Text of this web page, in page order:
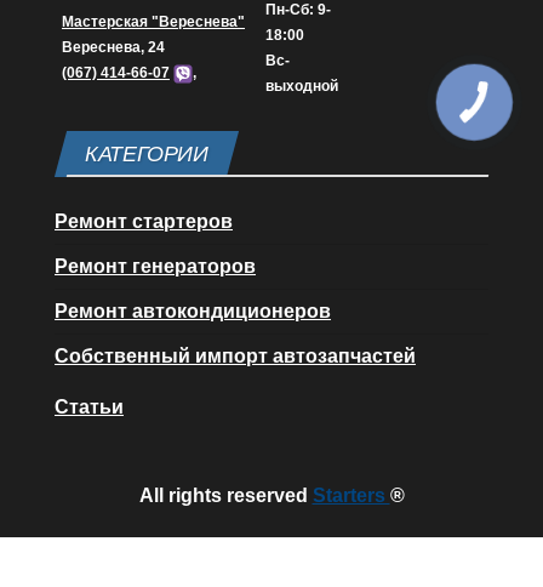
Мастерская "Вереснева"
Вереснева, 24
(067) 414-66-07
,
Пн-Сб: 9-
18:00
Вс-
выходной
КАТЕГОРИИ
Ремонт стартеров
Ремонт генераторов
Ремонт автокондиционеров
Собственный импорт автозапчастей
Статьи
All rights reserved Starters ®